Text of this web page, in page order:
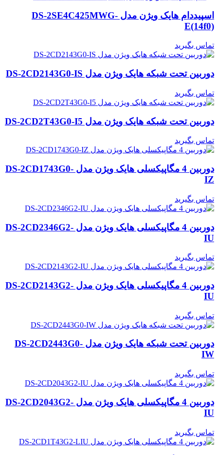
اسپیددام هایک ویژن مدل DS-2SE4C425MWG-
E(14f0)
تماس بگیرید
دوربین تحت شبکه هایک ویژن مدل DS-2CD2143G0-IS
تماس بگیرید
دوربین تحت شبکه هایک ویژن مدل DS-2CD2T43G0-I5
تماس بگیرید
دوربین 4 مگاپیکسلی هایک ویژن مدل DS-2CD1743G0-
IZ
تماس بگیرید
دوربین 4 مگاپیکسلی هایک ویژن مدل DS-2CD2346G2-
IU
تماس بگیرید
دوربین 4 مگاپیکسلی هایک ویژن مدل DS-2CD2143G2-
IU
تماس بگیرید
دوربین تحت شبکه هایک ویژن مدل DS-2CD2443G0-
IW
تماس بگیرید
دوربین 4 مگاپیکسلی هایک ویژن مدل DS-2CD2043G2-
IU
تماس بگیرید